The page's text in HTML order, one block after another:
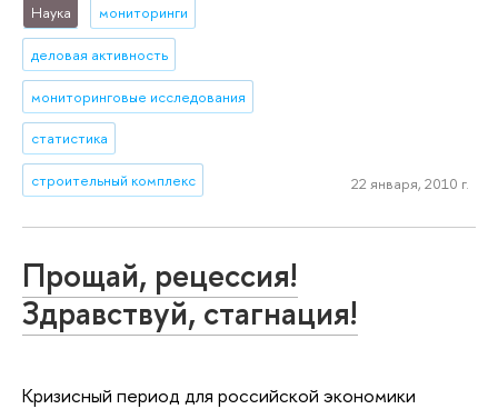
Наука мониторинги
деловая активность
мониторинговые исследования
статистика
строительный комплекс 22 января, 2010 г.
Прощай, рецессия!
Здравствуй, стагнация!
Кризисный период для российской экономики